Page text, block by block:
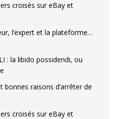
croisés sur eBay et
l’expert et la plateforme…
: la libido possidendi, ou
bonnes raisons d’arrêter de
croisés sur eBay et